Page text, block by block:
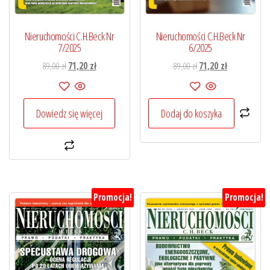
Nieruchomości C.H.Beck Nr
7/2025
89,00złPierwotna
cena
wynosiła:
89,00 zł.
71,20 złAktualna
71,20 zł.
Dowiedz się więcej
Nieruchomości C.H.Beck Nr
6/2025
89,00złPierwotna
cena
wynosiła:
89,00 zł.
71,20 złAktualna
71,20 zł.
Dodaj do koszyka
Promocja! Promocja!